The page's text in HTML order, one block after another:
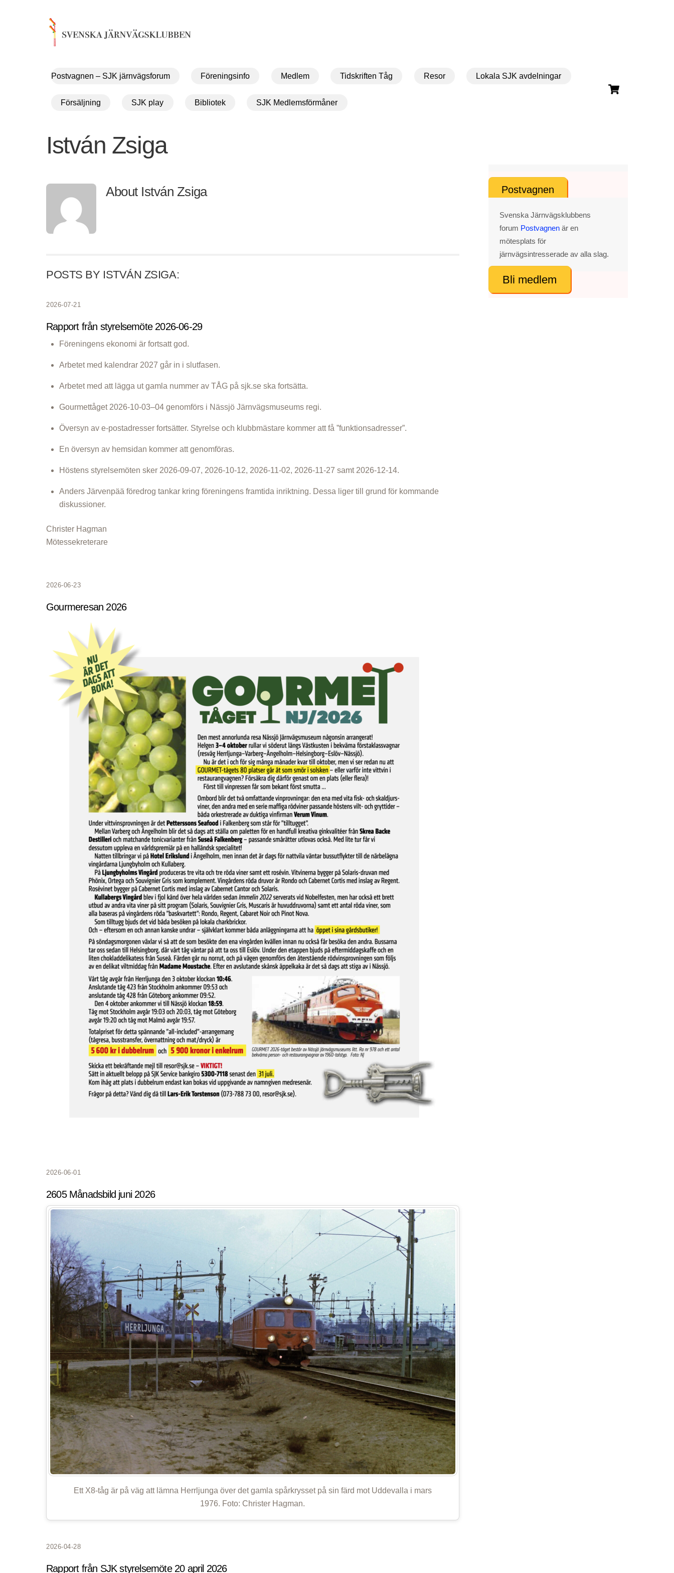
Postvagnen – SJK järnvägsforum Föreningsinfo Medlem Tidskriften Tåg Resor Lokala SJK avdelningar
Försäljning SJK play Bibliotek SJK Medlemsförmåner
István Zsiga
About István Zsiga
POSTS BY ISTVÁN ZSIGA:
2026-07-21
Rapport från styrelsemöte 2026-06-29
Föreningens ekonomi är fortsatt god.
Arbetet med kalendrar 2027 går in i slutfasen.
Arbetet med att lägga ut gamla nummer av TÅG på sjk.se ska fortsätta.
Gourmettåget 2026-10-03–04 genomförs i Nässjö Järnvägsmuseums regi.
Översyn av e-postadresser fortsätter. Styrelse och klubbmästare kommer att få ”funktionsadresser”.
En översyn av hemsidan kommer att genomföras.
Höstens styrelsemöten sker 2026-09-07, 2026-10-12, 2026-11-02, 2026-11-27 samt 2026-12-14.
Anders Järvenpää föredrog tankar kring föreningens framtida inriktning. Dessa liger till grund för kommande
diskussioner.
Christer Hagman
Mötessekreterare
2026-06-23
Gourmeresan 2026
2026-06-01
2605 Månadsbild juni 2026
Ett X8-tåg är på väg att lämna Herrljunga över det gamla spårkrysset på sin färd mot Uddevalla i mars
1976. Foto: Christer Hagman.
2026-04-28
Rapport från SJK styrelsemöte 20 april 2026
Postvagnen
Svenska Järnvägsklubbens
forum Postvagnen är en
mötesplats för
järnvägsintresserade av alla slag.
Bli medlem